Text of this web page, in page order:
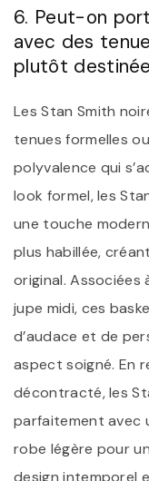
6. Peut-on
avec des
plutôt
Les Stan Smith
tenues formelles
polyvalence qui
look formel, les
une touche
plus habillée,
original. Associées
jupe midi, ces
d’audace et de
aspect soigné. En
décontracté, les
parfaitement avec
robe légère pour
design intemporel